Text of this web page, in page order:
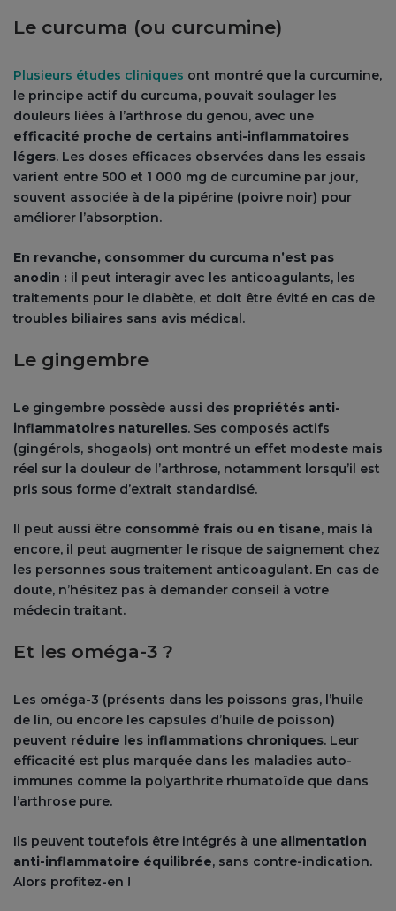
Le curcuma (ou curcumine)
Plusieurs études cliniques ont montré que la curcumine,
le principe actif du curcuma, pouvait soulager les
douleurs liées à l’arthrose du genou, avec une
efficacité proche de certains anti-inflammatoires
légers. Les doses efficaces observées dans les essais
varient entre 500 et 1 000 mg de curcumine par jour,
souvent associée à de la pipérine (poivre noir) pour
améliorer l’absorption.
En revanche, consommer du curcuma n’est pas
anodin : il peut interagir avec les anticoagulants, les
traitements pour le diabète, et doit être évité en cas de
troubles biliaires sans avis médical.
Le gingembre
Le gingembre possède aussi des propriétés anti-
inflammatoires naturelles. Ses composés actifs
(gingérols, shogaols) ont montré un effet modeste mais
réel sur la douleur de l’arthrose, notamment lorsqu’il est
pris sous forme d’extrait standardisé.
Il peut aussi être consommé frais ou en tisane, mais là
encore, il peut augmenter le risque de saignement chez
les personnes sous traitement anticoagulant. En cas de
doute, n’hésitez pas à demander conseil à votre
médecin traitant.
Et les oméga-3 ?
Les oméga-3 (présents dans les poissons gras, l’huile
de lin, ou encore les capsules d’huile de poisson)
peuvent réduire les inflammations chroniques. Leur
efficacité est plus marquée dans les maladies auto-
immunes comme la polyarthrite rhumatoïde que dans
l’arthrose pure.
Ils peuvent toutefois être intégrés à une alimentation
anti-inflammatoire équilibrée, sans contre-indication.
Alors profitez-en !